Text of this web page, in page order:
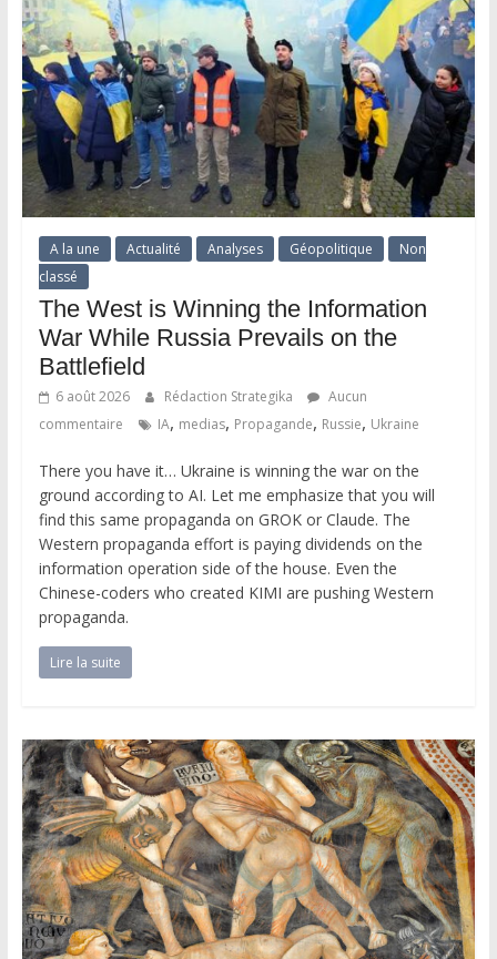
A la une Actualité Analyses Géopolitique
Non
classé
The West is Winning the Information
War While Russia Prevails on the
Battlefield
6 août 2026 Rédaction Strategika
Aucun
commentaire
IA, medias, Propagande, Russie, Ukraine
There you have it… Ukraine is winning the war on the
ground according to AI. Let me emphasize that you will
find this same propaganda on GROK or Claude. The
Western propaganda effort is paying dividends on the
information operation side of the house. Even the
Chinese-coders who created KIMI are pushing Western
propaganda.
Lire la suite